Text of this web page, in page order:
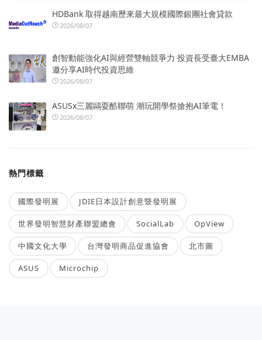
HDBank 取得越南歷來最大規模國際銀團社會貸款
2026/08/07
創智動能強化AI與經營雙軸競爭力 投資長受臺大EMBA
邀分享AI時代投資思維
2026/08/07
ASUSx三麗鷗耍酷聯萌 潮玩開學祭搶抱AI筆電！
2026/08/07
熱門標籤
國際發明展 JDIE日本設計創意暨發明展
世界發明智慧財產聯盟總會 SocialLab OpView
中國文化大學 台灣發明商品促進協會 北市圖
ASUS Microchip